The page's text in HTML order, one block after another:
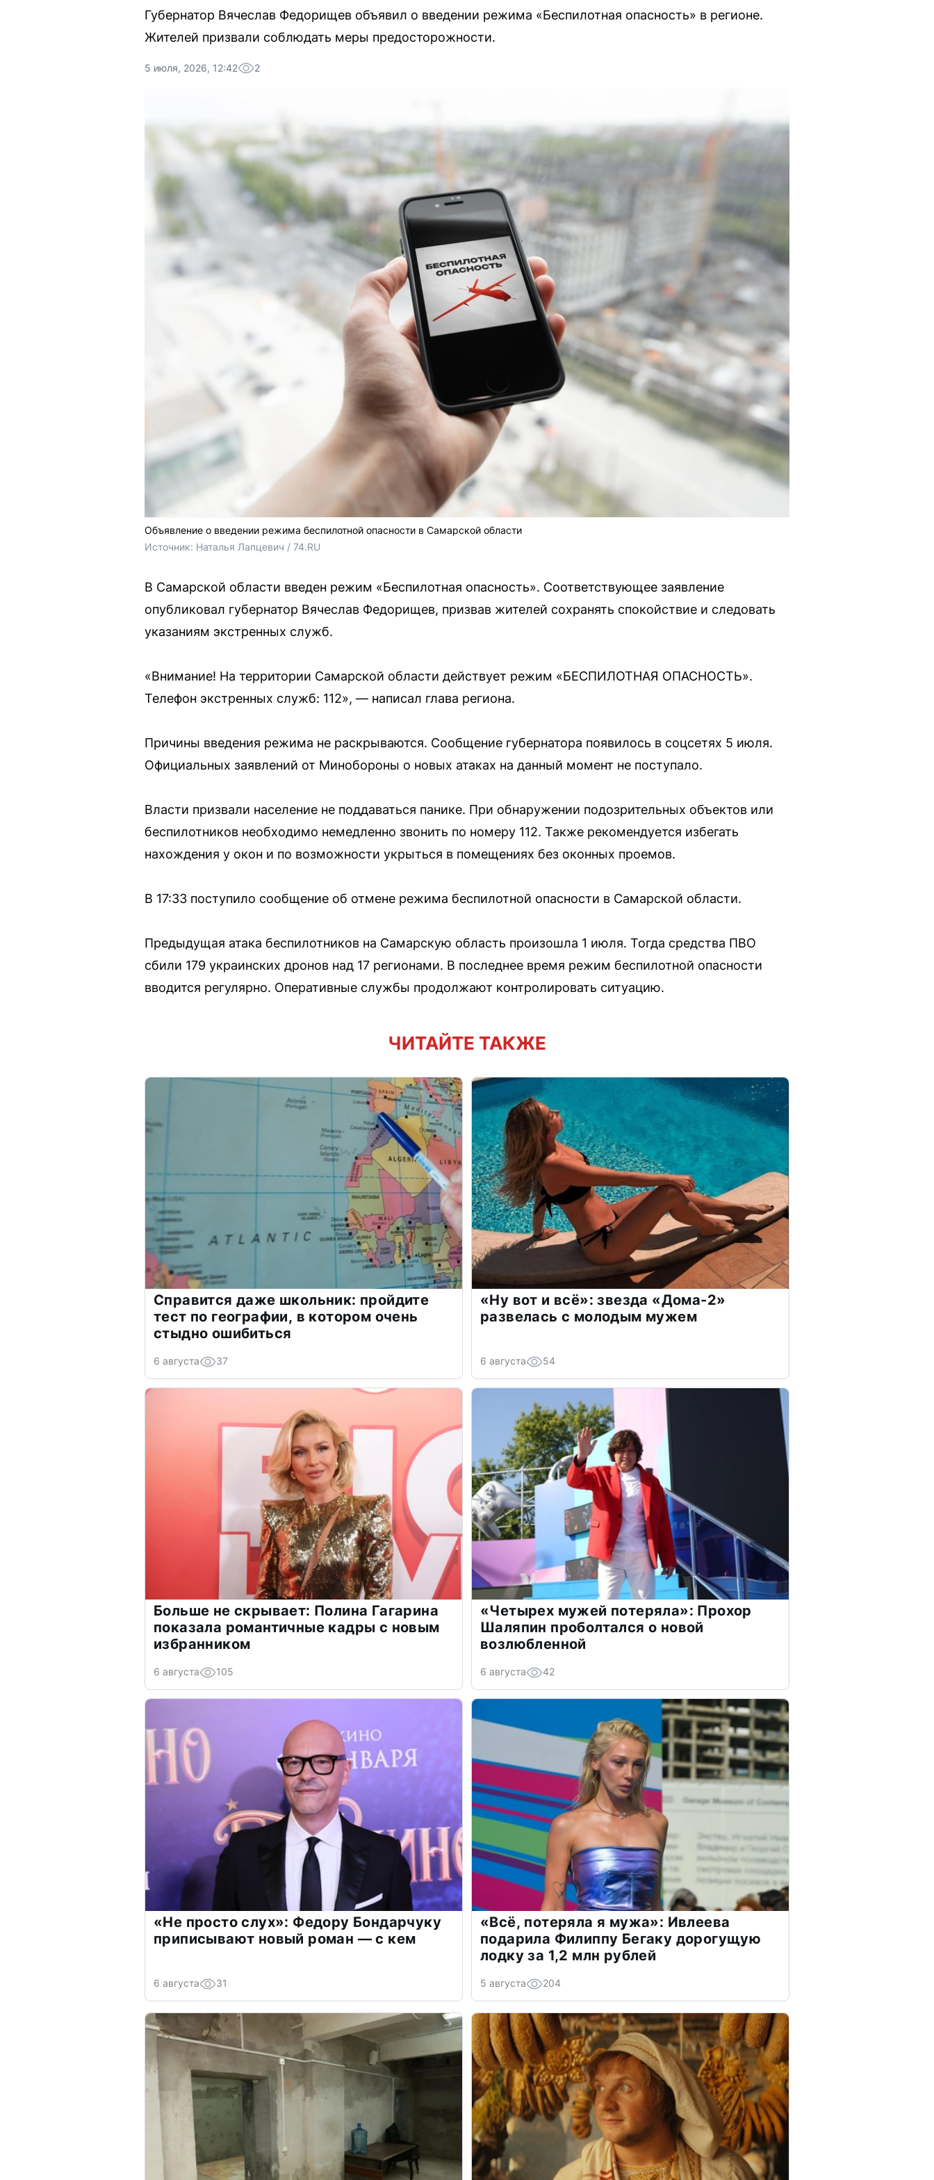
Губернатор Вячеслав Федорищев объявил о введении режима «Беспилотная опасность» в регионе.
Жителей призвали соблюдать меры предосторожности.
5 июля, 2026, 12:42 2
Объявление о введении режима беспилотной опасности в Самарской области
Источник: Наталья Лапцевич / 74.RU
В Самарской области введен режим «Беспилотная опасность». Соответствующее заявление
опубликовал губернатор Вячеслав Федорищев, призвав жителей сохранять спокойствие и следовать
указаниям экстренных служб.
«Внимание! На территории Самарской области действует режим «БЕСПИЛОТНАЯ ОПАСНОСТЬ».
Телефон экстренных служб: 112», — написал глава региона.
Причины введения режима не раскрываются. Сообщение губернатора появилось в соцсетях 5 июля.
Официальных заявлений от Минобороны о новых атаках на данный момент не поступало.
Власти призвали население не поддаваться панике. При обнаружении подозрительных объектов или
беспилотников необходимо немедленно звонить по номеру 112. Также рекомендуется избегать
нахождения у окон и по возможности укрыться в помещениях без оконных проемов.
В 17:33 поступило сообщение об отмене режима беспилотной опасности в Самарской области.
Предыдущая атака беспилотников на Самарскую область произошла 1 июля. Тогда средства ПВО
сбили 179 украинских дронов над 17 регионами. В последнее время режим беспилотной опасности
вводится регулярно. Оперативные службы продолжают контролировать ситуацию.
ЧИТАЙТЕ ТАКЖЕ
Справится даже школьник: пройдите
тест по географии, в котором очень
стыдно ошибиться
6 августа 37
«Ну вот и всё»: звезда «Дома-2»
развелась с молодым мужем
6 августа 54
Больше не скрывает: Полина Гагарина
показала романтичные кадры с новым
избранником
6 августа 105
«Четырех мужей потеряла»: Прохор
Шаляпин проболтался о новой
возлюбленной
6 августа 42
«Не просто слух»: Федору Бондарчуку
приписывают новый роман — с кем
6 августа 31
«Всё, потеряла я мужа»: Ивлеева
подарила Филиппу Бегаку дорогущую
лодку за 1,2 млн рублей
5 августа 204